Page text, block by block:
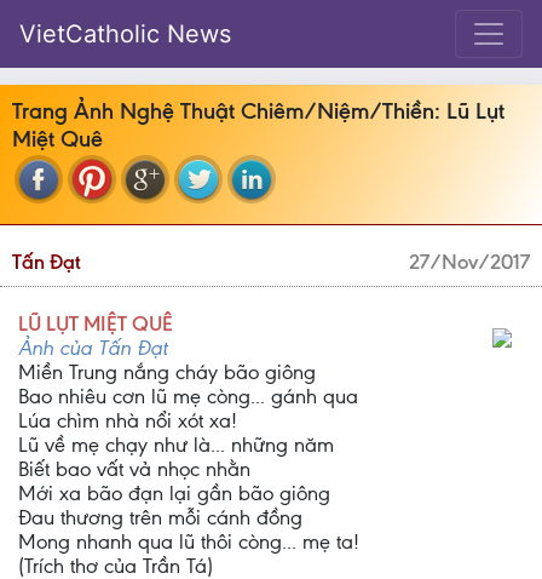
VietCatholic News
Trang Ảnh Nghệ Thuật Chiêm/Niệm/Thiền: Lũ Lụt
Miệt Quê
Tấn Đạt 27/Nov/2017
LŨ LỤT MIỆT QUÊ
Ảnh của Tấn Đạt
Miền Trung nắng cháy bão giông
Bao nhiêu cơn lũ mẹ còng... gánh qua
Lúa chìm nhà nổi xót xa!
Lũ về mẹ chạy như là... những năm
Biết bao vất vả nhọc nhằn
Mới xa bão đạn lại gần bão giông
Đau thương trên mỗi cánh đồng
Mong nhanh qua lũ thôi còng... mẹ ta!
(Trích thơ của Trần Tá)